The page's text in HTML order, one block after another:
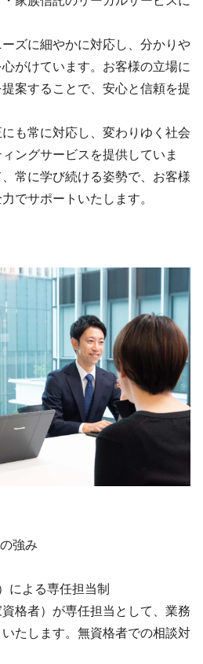
ズに細やかに対応し、分かりや
がけています。お客様の立場に
案することで、安心と信頼を提
も常に対応し、変わりゆく社会
ングサービスを提供していま
常に学び続ける姿勢で、お客様
でサポートいたします。
強み
よる専任担当制
格者）が専任担当として、業務
たします。無資格者での相談対